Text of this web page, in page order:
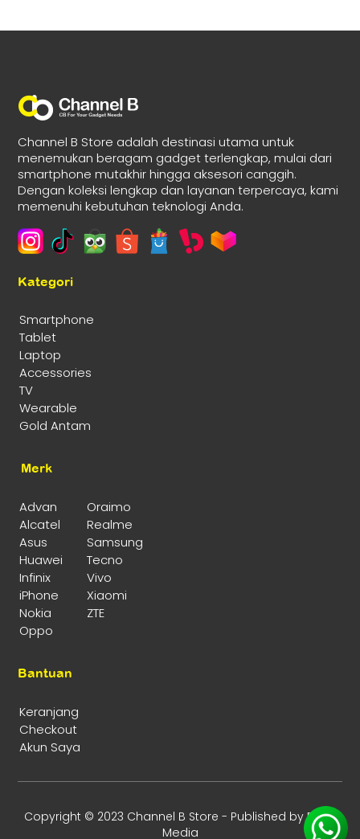
Channel B Store adalah destinasi utama untuk
menemukan beragam gadget terlengkap, mulai dari
smartphone mutakhir hingga aksesori canggih.
Dengan koleksi lengkap dan layanan terpercaya, kami
memenuhi kebutuhan teknologi Anda.
Kategori
Smartphone
Tablet
Laptop
Accessories
TV
Wearable
Gold Antam
Merk
Advan
Oraimo
Alcatel
Realme
Asus
Samsung
Huawei
Tecno
Infinix
Vivo
iPhone
Xiaomi
Nokia
ZTE
Oppo
Bantuan
Keranjang
Checkout
Akun Saya
Copyright © 2023 Channel B Store - Published byEnika
Media